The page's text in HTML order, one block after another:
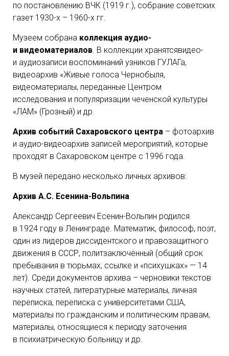
по постановлению ВЧК (1919 г.), собрание советских
газет 1930-х – 1960-х гг.
Музеем собрана коллекция аудио-
и видеоматериалов. В коллекции хранятсявидео-
и аудиозаписи воспоминаний узников ГУЛАГа,
видеоархив «Живые голоса Чернобыля,
видеоматериалы, переданные Центром
исследования и популяризации чеченской культуры
«ЛАМ» (Грозный) и др.
Архив событий Сахаровского центра – фотоархив
и аудио-видеоархив записей мероприятий, которые
проходят в Сахаровском центре с 1996 года.
В музей передано несколько личных архивов:
Архив А.С. Есенина-Вольпина
Александр Сергеевич Есенин-Вольпин родился
в 1924 году в Ленинграде. Математик, философ, поэт,
один из лидеров диссидентского и правозащитного
движения в СССР, политзаключённый (общий срок
пребывания в тюрьмах, ссылке и «психушках» — 14
лет). Среди документов архива – черновики текстов
научных статей, литературные материалы, личная
переписка, переписка с университетами США,
материалы по гражданским и политическим правам,
материалы, относящиеся к периоду заточения
в психиатрическую больницу и др.